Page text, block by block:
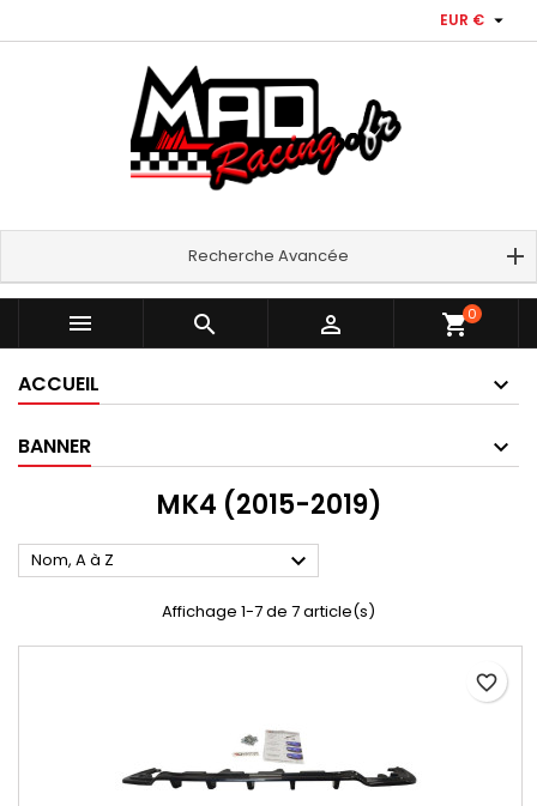
EUR € 
Recherche Avancée
   shopping_cart0
ACCUEIL
BANNER
MK4 (2015-2019)
Nom, A à Z 
Affichage 1-7 de 7 article(s)
favorite_border